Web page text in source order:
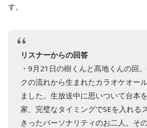
す。
リスナーからの回答
・9月21日の樹くんと髙地くんの回
クの流れから生まれたカラオケオー
ました。生放送中に思いついて台本
家、完璧なタイミングでSEを入れる
きったパーソナリティのお二人。そ